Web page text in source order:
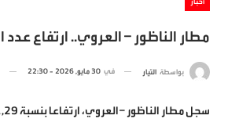
مطار الناظور – العروي.. ارتفاع عدد المسافرين ب 11,29
بواسطة التيار في 30 مايو, 2026 - 22:30